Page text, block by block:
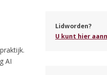
AI
Lidworden?
U kunt hier